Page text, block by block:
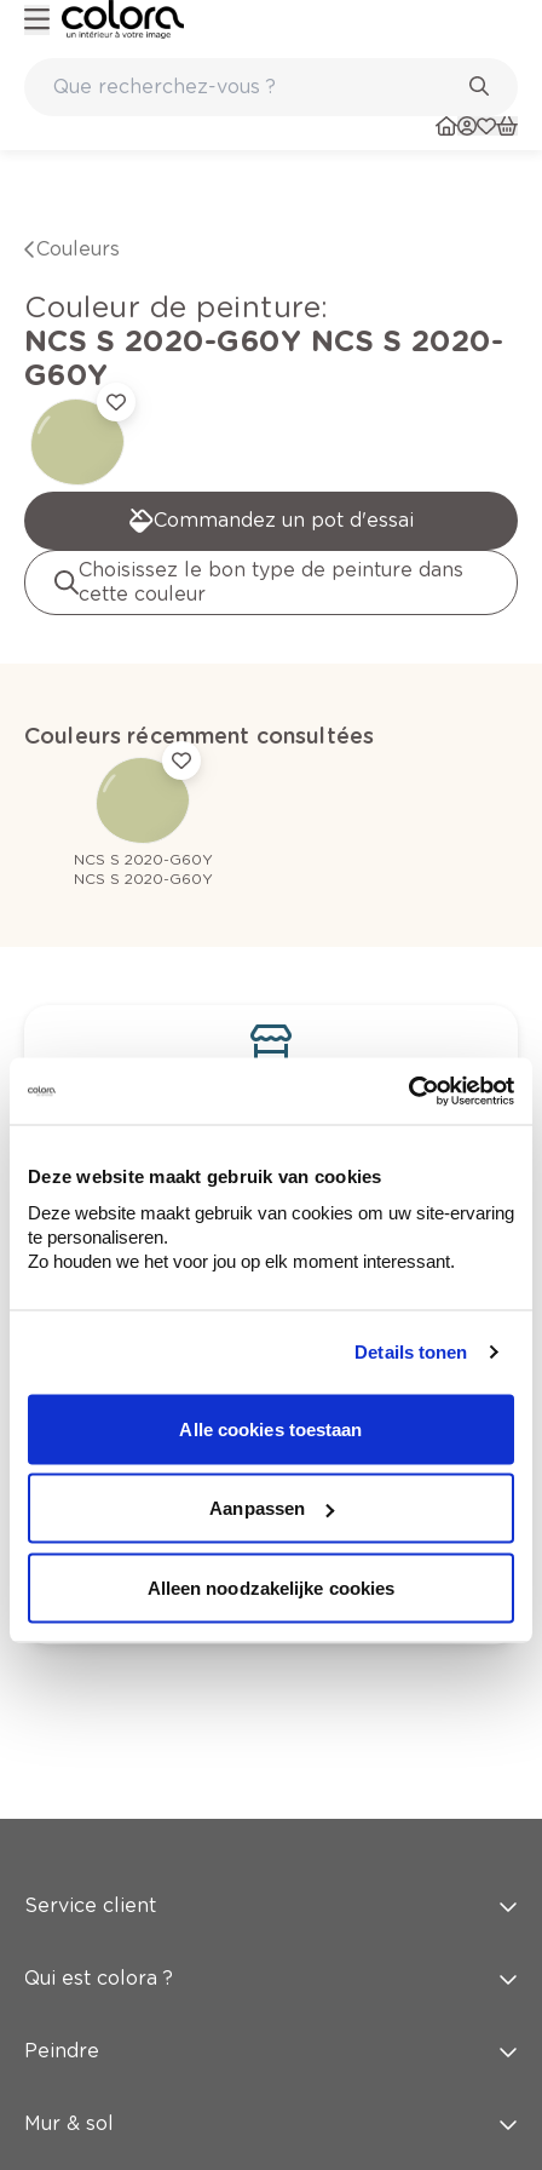
Deze website maakt gebruik van cookies
Deze website maakt gebruik van cookies om uw site-ervaring
te personaliseren.
Zo houden we het voor jou op elk moment interessant.
Details tonen
Alle cookies toestaan
Aanpassen
Alleen noodzakelijke cookies
Couleurs
Couleur de peinture:
NCS S 2020-G60Y NCS S 2020-
G60Y
Commandez un pot d'essai
Choisissez le bon type de peinture dans
cette couleur
Couleurs récemment consultées
NCS S 2020-G60Y
NCS S 2020-G60Y
Voyez votre couleur en magasin
Découvrez des échantillons de votre
Voyez les nuances assorties pour affiner
Obtenez des conseils personnalisés sur la
combinaison de couleurs.
Faites le tour de vos pièces avec l'expert
Obtenez un conseil couleur en fonction de
l'éclairage et de votre mobilier.
Service client
Qui est colora ?
Peindre
Mur & sol